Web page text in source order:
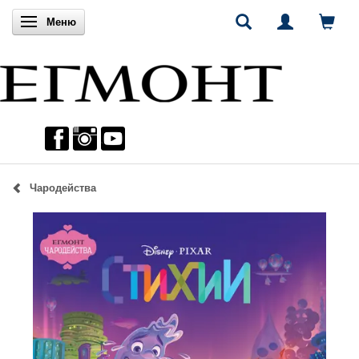
Включи навигацията
Меню
Чародейства